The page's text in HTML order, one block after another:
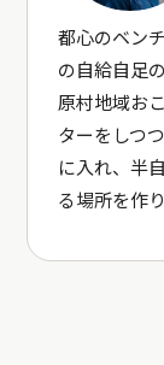
都心のベン
の自給自足
原村地域お
ターをしつ
に入れ、半
る場所を作